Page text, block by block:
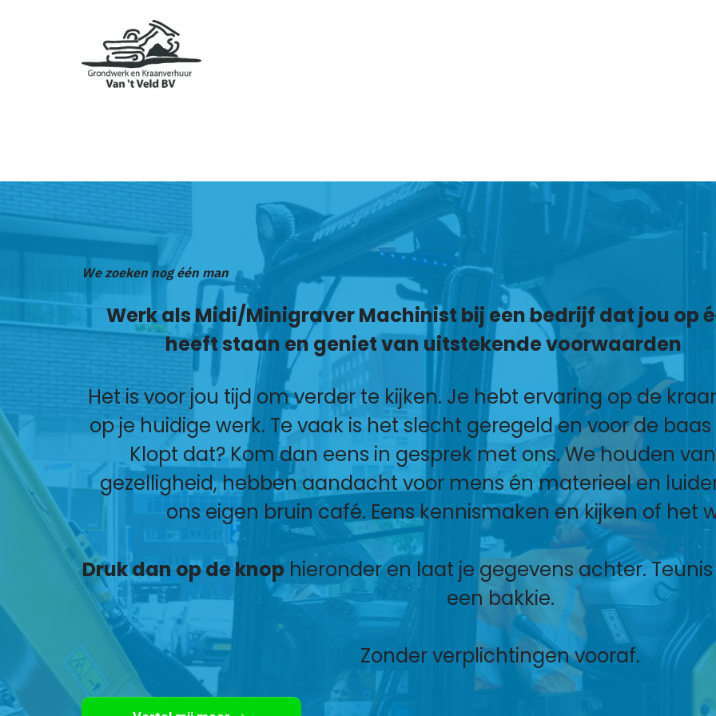
We zoeken nog één man
Werk als Midi/Minigraver Machinist bij een bedrijf dat jou op
heeft staan en geniet van uitstekende voorwaarden
Het is voor jou tijd om verder te kijken. Je hebt ervaring op de
op je huidige werk. Te vaak is het slecht geregeld en voor de
Klopt dat? Kom dan eens in gesprek met ons.We houden
gezelligheid, hebben aandacht voor mens én materieel en
ons eigen bruin café. Eens kennismaken en kijken of het
Druk dan op de knop hieronder en laat je gegevens achter.
een bakkie.
Zonder verplichtingen vooraf.